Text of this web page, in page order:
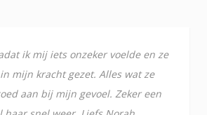
ik mij iets onzeker voelde en ze
mijn kracht gezet. Alles wat ze
aan bij mijn gevoel. Zeker een